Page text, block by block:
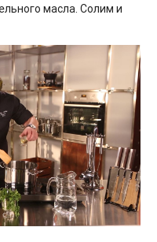
масла. Солим и